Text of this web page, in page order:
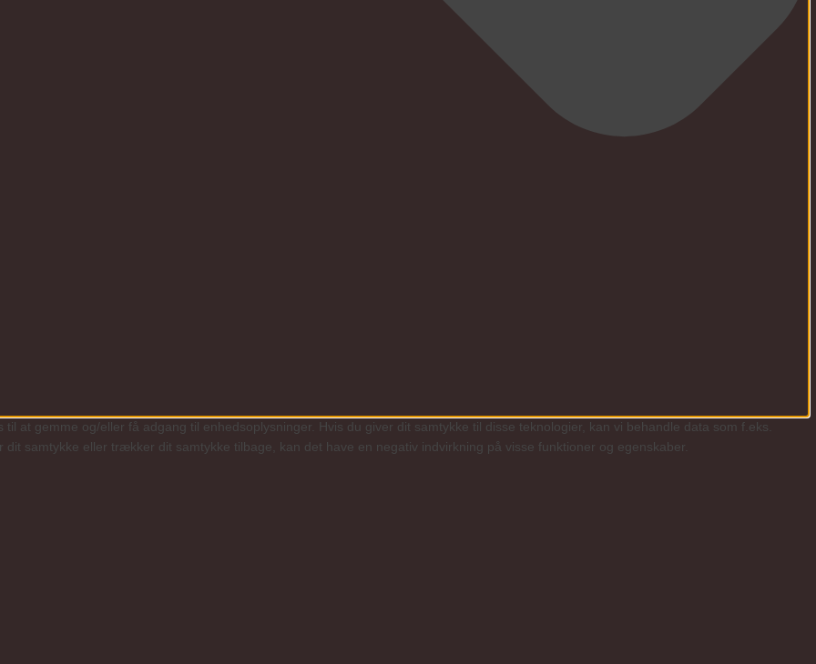
at gemme og/eller få adgang til enhedsoplysninger. Hvis du giver dit samtykke til disse teknologier, kan vi behandle data som f.eks.
samtykke eller trækker dit samtykke tilbage, kan det have en negativ indvirkning på visse funktioner og egenskaber.